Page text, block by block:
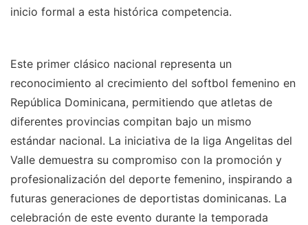
inicio formal a esta histórica competencia.
Este primer clásico nacional representa un
reconocimiento al crecimiento del softbol femenino en
República Dominicana, permitiendo que atletas de
diferentes provincias compitan bajo un mismo
estándar nacional. La iniciativa de la liga Angelitas del
Valle demuestra su compromiso con la promoción y
profesionalización del deporte femenino, inspirando a
futuras generaciones de deportistas dominicanas. La
celebración de este evento durante la temporada